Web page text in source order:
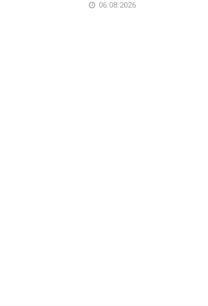
06.08.2026